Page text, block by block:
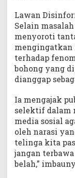
Lawan
Selain
menyoroti
mengingatkan
terhadap
bohong yang
dianggap
Ia mengajak
selektif dalam
media sosial
oleh narasi
telinga kita
jangan
belah,”